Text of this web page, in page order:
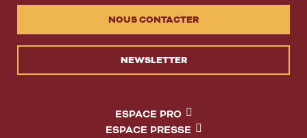
NOUS CONTACTER
NEWSLETTER
ESPACE PRO
ESPACE PRESSE